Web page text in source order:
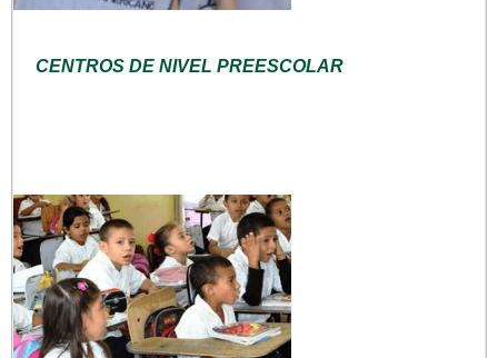
CENTROS DE NIVEL PREESCOLAR